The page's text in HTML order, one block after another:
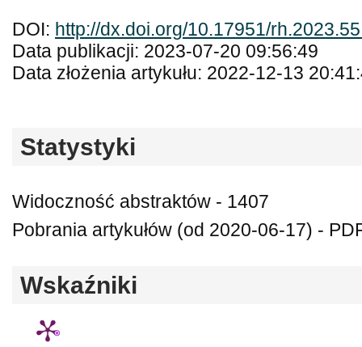
DOI: http://dx.doi.org/10.17951/
Data publikacji: 2023-07-20 09:56:49
Data złożenia artykułu: 2022-12-13
Statystyki
Widoczność abstraktów - 1407
Pobrania artykułów (od 2020-06-17) -
Wskaźniki